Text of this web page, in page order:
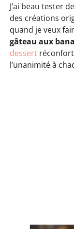
J’ai beau tester
des créations
quand je veux
gâteau aux
dessert
l’unanimité à